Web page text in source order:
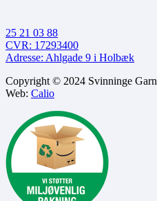
25 21 03 88
CVR: 17293400
Adresse: Ahlgade 9 i Holbæk
Copyright © 2024 Svinninge Garn
Web: Calio